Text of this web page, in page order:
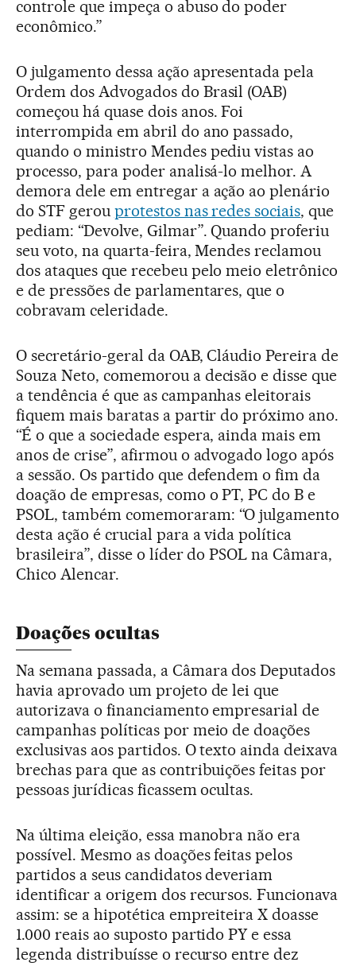
controle que impeça o abuso do poder
econômico.”
O julgamento dessa ação apresentada pela
Ordem dos Advogados do Brasil (OAB)
começou há quase dois anos. Foi
interrompida em abril do ano passado,
quando o ministro Mendes pediu vistas ao
processo, para poder analisá-lo melhor. A
demora dele em entregar a ação ao plenário
do STF gerou protestos nas redes sociais, que
pediam: “Devolve, Gilmar”. Quando proferiu
seu voto, na quarta-feira, Mendes reclamou
dos ataques que recebeu pelo meio eletrônico
e de pressões de parlamentares, que o
cobravam celeridade.
O secretário-geral da OAB, Cláudio Pereira de
Souza Neto, comemorou a decisão e disse que
a tendência é que as campanhas eleitorais
fiquem mais baratas a partir do próximo ano.
“É o que a sociedade espera, ainda mais em
anos de crise”, afirmou o advogado logo após
a sessão. Os partido que defendem o fim da
doação de empresas, como o PT, PC do B e
PSOL, também comemoraram: “O julgamento
desta ação é crucial para a vida política
brasileira”, disse o líder do PSOL na Câmara,
Chico Alencar.
Doações ocultas
Na semana passada, a Câmara dos Deputados
havia aprovado um projeto de lei que
autorizava o financiamento empresarial de
campanhas políticas por meio de doações
exclusivas aos partidos. O texto ainda deixava
brechas para que as contribuições feitas por
pessoas jurídicas ficassem ocultas.
Na última eleição, essa manobra não era
possível. Mesmo as doações feitas pelos
partidos a seus candidatos deveriam
identificar a origem dos recursos. Funcionava
assim: se a hipotética empreiteira X doasse
1.000 reais ao suposto partido PY e essa
legenda distribuísse o recurso entre dez